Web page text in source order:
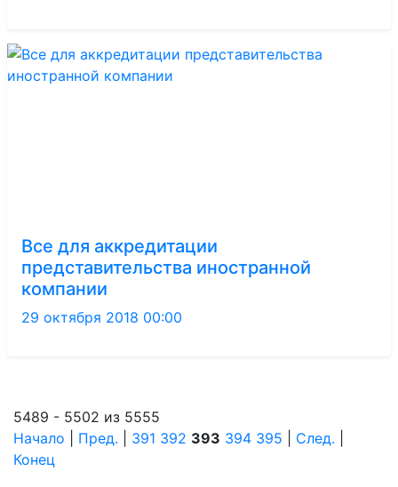
Все для аккредитации
представительства иностранной
компании
29 октября 2018 00:00
5489 - 5502 из 5555
Начало
Пред. 391 392 393 394 395 След.
Конец